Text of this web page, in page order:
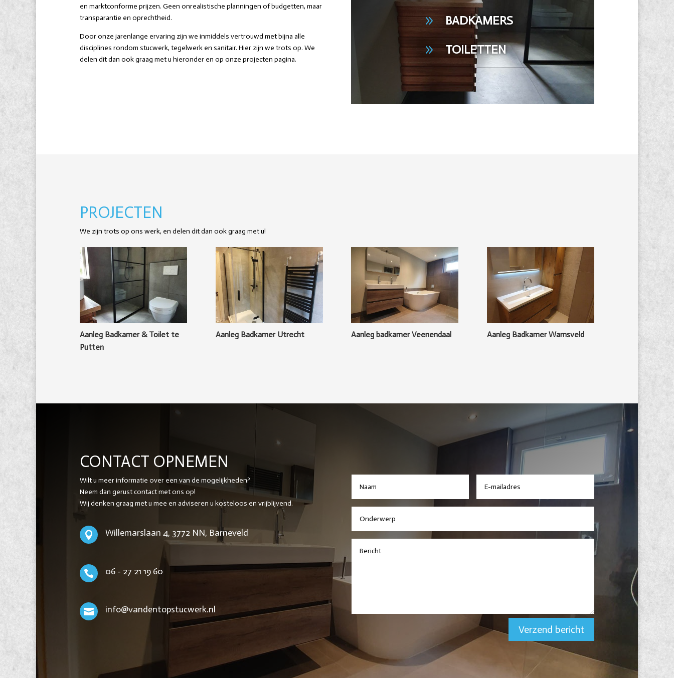
en marktconforme prijzen. Geen onrealistische planningen of budgetten, maar
transparantie en oprechtheid.
Door onze jarenlange ervaring zijn we inmiddels vertrouwd met bijna alle
disciplines rondom stucwerk, tegelwerk en sanitair. Hier zijn we trots op. We
delen dit dan ook graag met u hieronder en op onze projecten pagina.
9 BADKAMERS
9 TOILETTEN
PROJECTEN
We zijn trots op ons werk, en delen dit dan ook graag met u!
Aanleg Badkamer & Toilet te
Putten
Aanleg Badkamer Utrecht Aanleg badkamer Veenendaal Aanleg Badkamer Warnsveld
CONTACT OPNEMEN
Wilt u meer informatie over een van de mogelijkheden?
Neem dan gerust contact met ons op!
Wij denken graag met u mee en adviseren u kosteloos en vrijblijvend.
 Willemarslaan 4, 3772 NN, Barneveld
 06 - 27 21 19 60
 info@vandentopstucwerk.nl
Verzend bericht